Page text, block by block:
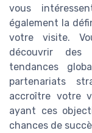
vous
également la
votre visite.
découvrir des
tendances
partenariats
accroître votre
ayant ces
chances de